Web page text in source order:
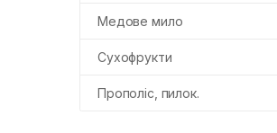
Медове мило
Сухофрукти
Прополіс, пилок.